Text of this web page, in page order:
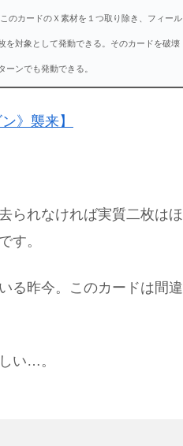
のカードのＸ素材を１つ取り除き、 フィール
を対象として発動できる。 そのカードを破壊
ーンでも発動できる。
》襲来】
られなければ実質二枚はほ
す。
る昨今。このカードは間違
い…。